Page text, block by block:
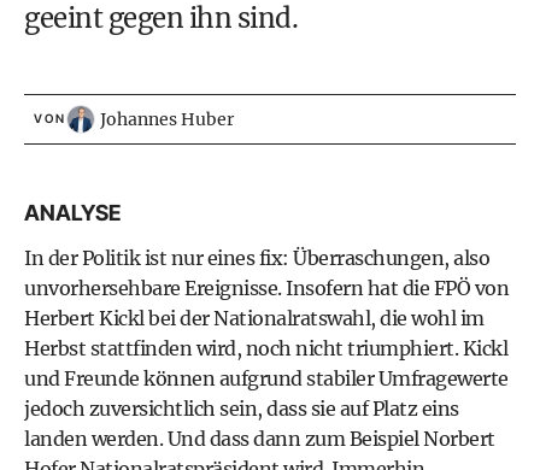
geeint gegen ihn sind.
VON Johannes Huber
ANALYSE
In der Politik ist nur eines fix: Überraschungen, also
unvorhersehbare Ereignisse. Insofern hat die FPÖ von
Herbert Kicklbei derNationalratswahl, die wohl im
Herbst stattfinden wird, noch nicht triumphiert. Kickl
und Freunde können aufgrund stabiler Umfragewerte
jedoch zuversichtlich sein, dass sie auf Platz eins
landen werden. Und dass dann zum BeispielNorbert